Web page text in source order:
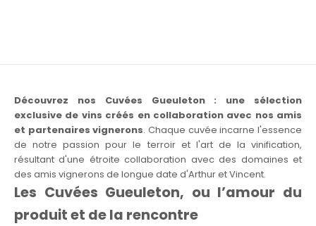
Découvrez nos Cuvées Gueuleton : une sélection
exclusive de vins créés en collaboration avec nos amis
et partenaires vignerons. Chaque cuvée incarne l'essence
de notre passion pour le terroir et l'art de la vinification,
résultant d'une étroite collaboration avec des domaines et
des amis vignerons de longue date d'Arthur et Vincent.
Les Cuvées Gueuleton, ou l’amour du
produit et de la rencontre